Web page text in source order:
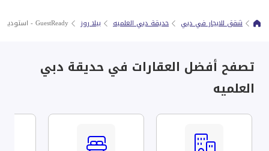
شقق للايجار في دبي حديقة دبي العلميه بيلا روز GuestReady - استوديو فاخر مفروش | طابق عالي
تصفح أفضل العقارات في حديقة دبي
العلميه